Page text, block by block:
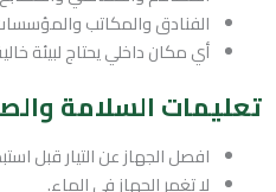
الفنادق والمكاتب
أي مكان داخلي يحتاج لبيئة
تعليمات السلامة
افصل الجهاز عن التيار قبل
لا تغمر الجهاز في الماء.